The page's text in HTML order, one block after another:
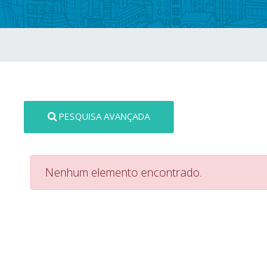
PESQUISA AVANÇADA
Nenhum elemento encontrado.